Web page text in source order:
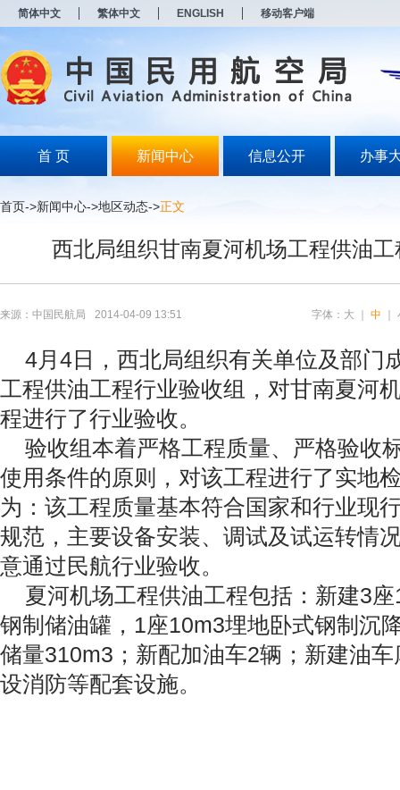
简体中文 繁体中文 ENGLISH 移动客户端
首 页 新闻中心 信息公开 办事
首页->新闻中心->地区动态->正文
西北局组织甘南夏河机场工程供油
来源：中国民航局 2014-04-09 13:51 字体： 大 中
4月4日，西北局组织有关单位及部门
工程供油工程行业验收组，对甘南夏河
程进行了行业验收。
验收组本着严格工程质量、严格验收
使用条件的原则，对该工程进行了实地
为：该工程质量基本符合国家和行业现
规范，主要设备安装、调试及试运转情
意通过民航行业验收。
夏河机场工程供油工程包括：新建3座
钢制储油罐，1座10m3埋地卧式钢制沉
储量310m3；新配加油车2辆；新建油
设消防等配套设施。
打
开
无
障
说
按
Alt
开